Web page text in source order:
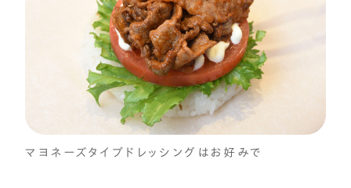
マヨネーズタイプドレッシングはお好みで